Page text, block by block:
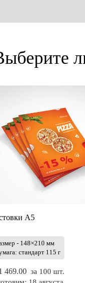
А5
- 148×210 мм
стандарт 115 г
469.00 за 100 шт.